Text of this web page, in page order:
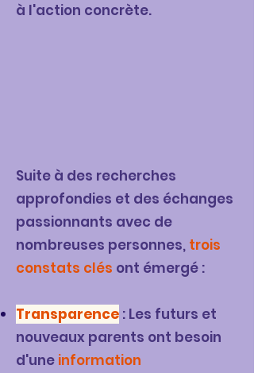
à l'action concrète.
Suite à des recherches
approfondies et des échanges
passionnants avec de
nombreuses personnes, trois
constats clés ont émergé :
Transparence : Les futurs et
nouveaux parents ont besoin
d'une information